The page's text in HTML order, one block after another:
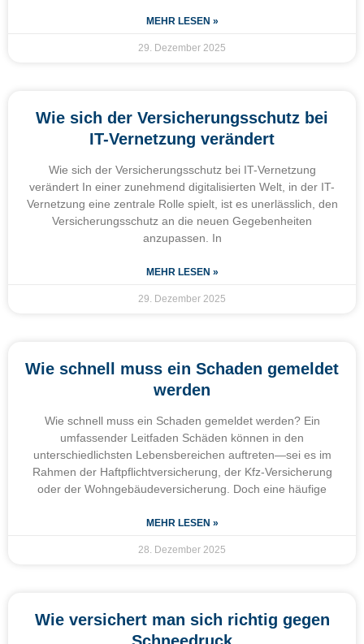
MEHR LESEN »
29. Dezember 2025
Wie sich der Versicherungsschutz bei
IT-Vernetzung verändert
Wie sich der Versicherungsschutz bei IT-Vernetzung
verändert In einer zunehmend digitalisierten Welt, in der IT-
Vernetzung eine zentrale Rolle spielt, ist es unerlässlich, den
Versicherungsschutz an die neuen Gegebenheiten
anzupassen. In
MEHR LESEN »
29. Dezember 2025
Wie schnell muss ein Schaden gemeldet
werden
Wie schnell muss ein Schaden gemeldet werden? Ein
umfassender Leitfaden Schäden können in den
unterschiedlichsten Lebensbereichen auftreten—sei es im
Rahmen der Haftpflichtversicherung, der Kfz-Versicherung
oder der Wohngebäudeversicherung. Doch eine häufige
MEHR LESEN »
28. Dezember 2025
Wie versichert man sich richtig gegen
Schneedruck